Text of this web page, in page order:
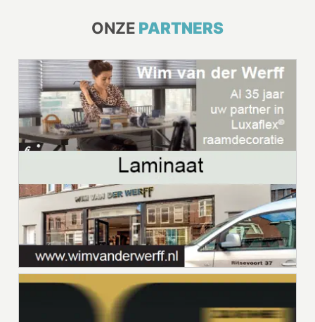
ONZE PARTNERS